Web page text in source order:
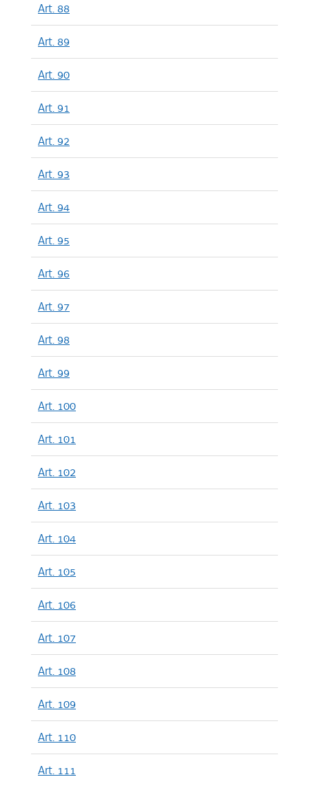
Art. 88
Art. 89
Art. 90
Art. 91
Art. 92
Art. 93
Art. 94
Art. 95
Art. 96
Art. 97
Art. 98
Art. 99
Art. 100
Art. 101
Art. 102
Art. 103
Art. 104
Art. 105
Art. 106
Art. 107
Art. 108
Art. 109
Art. 110
Art. 111